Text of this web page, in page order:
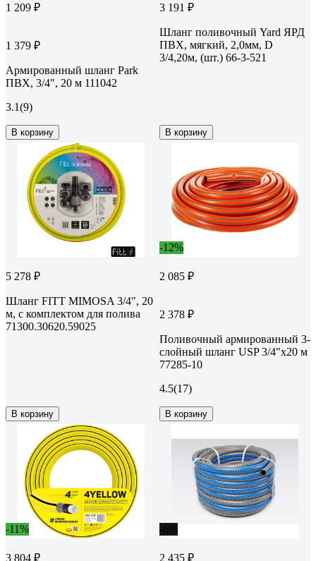
1 209 ₽
1 379 ₽
Армированный шланг Park
ПВХ, 3/4", 20 м 111042
3.1(9)
В корзину
3 191 ₽
Шланг поливочный Yard ЯРД
ПВХ, мягкий, 2,0мм, D
3/4,20м, (шт.) 66-3-521
В корзину
5 278 ₽
Шланг FITT MIMOSA 3/4", 20
м, с комплектом для полива
71300.30620.59025
В корзину
-12%
2 085 ₽
2 378 ₽
Поливочный армированный 3-
слойный шланг USP 3/4"x20 м
77285-10
4.5(17)
В корзину
-11%
3 804 ₽ 2 435 ₽